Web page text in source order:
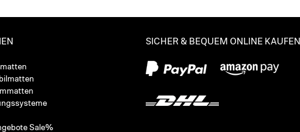
Sale%
SICHER & BEQUEM ONLINE KAUFEN